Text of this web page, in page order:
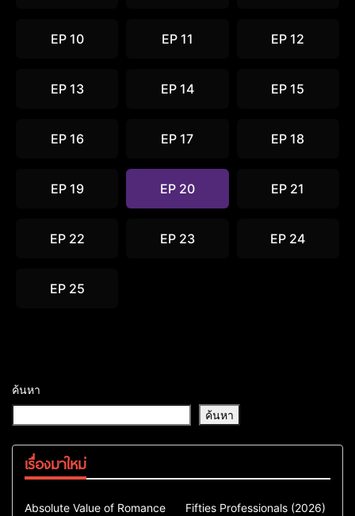
EP 10 EP 11 EP 12
EP 13 EP 14 EP 15
EP 16 EP 17 EP 18
EP 19 EP 20 EP 21
EP 22 EP 23 EP 24
EP 25
ค้นหา
ค้นหา
เรื่องมาใหม่
Comedy
Drama
Absolute Value of Romance
Action & Adventure
Fifties Professionals (2026)